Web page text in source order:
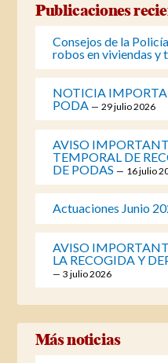
Publicaciones
Consejos de la
robos en viviendas y
NOTICIA
PODA
29 julio 2026
AVISO
TEMPORAL DE
DE PODAS
16 julio
Actuaciones Junio
AVISO
LA RECOGIDA Y
3 julio 2026
Más noticias